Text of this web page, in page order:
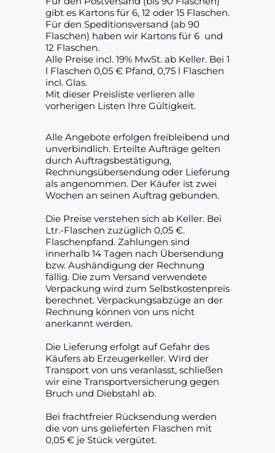
gibt es Kartons für 6, 12 oder 15 Flaschen.
Für den Speditionsversand (ab 90
Flaschen) haben wir Kartons für 6 und
12 Flaschen.
Alle Preise incl. 19% MwSt. ab Keller. Bei 1
l Flaschen 0,05 € Pfand, 0,75 l Flaschen
incl. Glas.
Mit dieser Preisliste verlieren alle
vorherigen Listen Ihre Gültigkeit.
Alle Angebote erfolgen freibleibend und
unverbindlich. Erteilte Aufträge gelten
durch Auftragsbestätigung,
Rechnungsübersendung oder Lieferung
als angenommen. Der Käufer ist zwei
Wochen an seinen Auftrag gebunden.
Die Preise verstehen sich ab Keller. Bei
Ltr.-Flaschen zuzüglich 0,05 €.
Flaschenpfand. Zahlungen sind
innerhalb 14 Tagen nach Übersendung
bzw. Aushändigung der Rechnung
fällig. Die zum Versand verwendete
Verpackung wird zum Selbstkostenpreis
berechnet. Verpackungsabzüge an der
Rechnung können von uns nicht
anerkannt werden.
Die Lieferung erfolgt auf Gefahr des
Käufers ab Erzeugerkeller. Wird der
Transport von uns veranlasst, schließen
wir eine Transportversicherung gegen
Bruch und Diebstahl ab.
Bei frachtfreier Rücksendung werden
die von uns gelieferten Flaschen mit
0,05 € je Stück vergütet.